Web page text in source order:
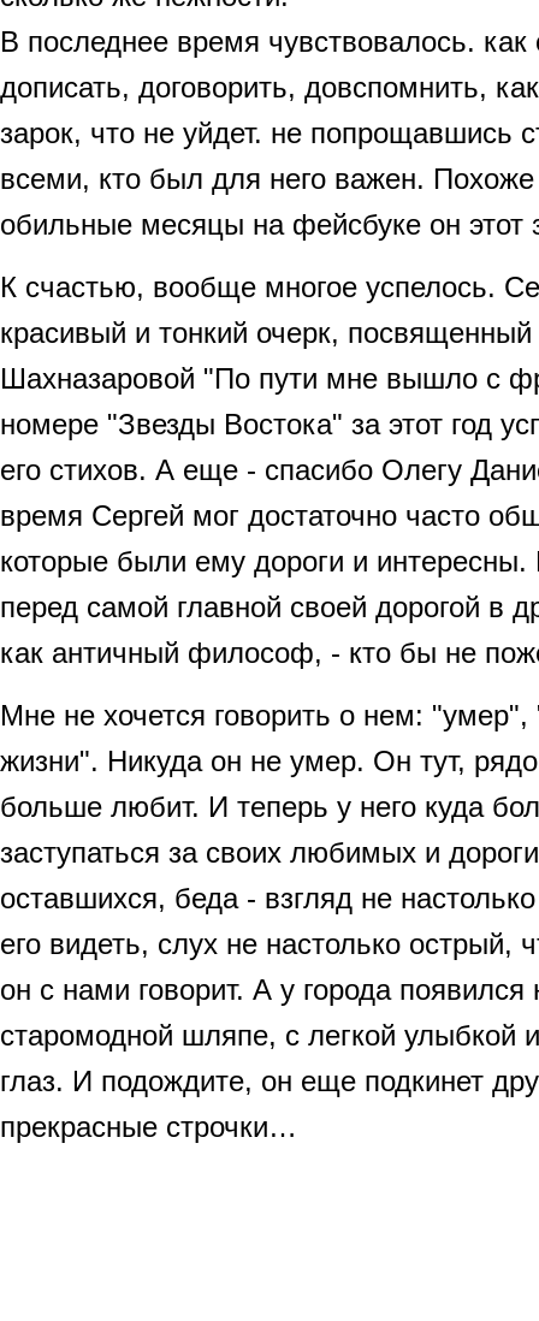
В последнее время чувствовалось. как
дописать, договорить, довспомнить,
зарок, что не уйдет. не попрощавшись
всеми, кто был для него важен. Похоже
обильные месяцы на фейсбуке он этот
К счастью, вообще многое успелось.
красивый и тонкий очерк,
Шахназаровой "По пути мне вышло с
номере "Звезды Востока" за этот год
его стихов. А еще - спасибо Олегу
время Сергей мог достаточно часто
которые были ему дороги и
перед самой главной своей дорогой в
как античный философ, - кто бы не
Мне не хочется говорить о нем:
жизни". Никуда он не умер. Он тут,
больше любит. И теперь у него куда
заступаться за своих любимых и
оставшихся, беда - взгляд не
его видеть, слух не настолько острый,
он с нами говорит. А у города появился
старомодной шляпе, с легкой
глаз. И подождите, он еще подкинет
прекрасные строчки…